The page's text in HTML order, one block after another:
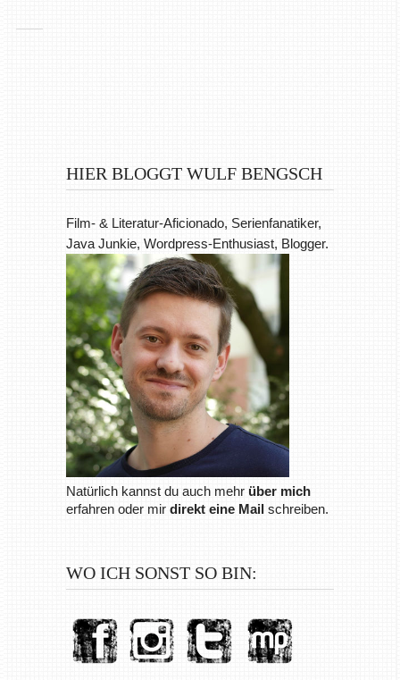
HIER BLOGGT WULF BENGSCH
Film- & Literatur-Aficionado, Serienfanatiker,
Java Junkie, Wordpress-Enthusiast, Blogger.
Natürlich kannst du auch mehr über mich
erfahren oder mir direkt eine Mailschreiben.
WO ICH SONST SO BIN: